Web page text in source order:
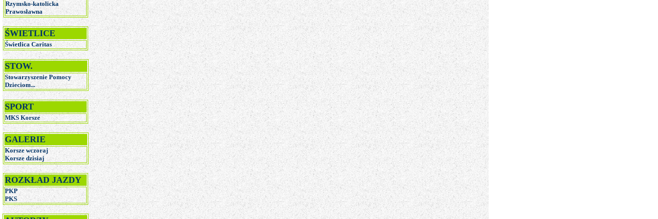
Rzymsko-katolicka
Prawosławna
ŚWIETLICE
Świetlica Caritas
STOW.
Stowarzyszenie Pomocy
Dzieciom...
SPORT
MKS Korsze
GALERIE
Korsze wczoraj
Korsze dzisiaj
ROZKŁAD JAZDY
PKP
PKS